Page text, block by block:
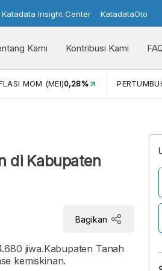
Katadata Insight Center KatadataOto
Kami Kontribusi Kami
0,28% PERTUMBUHAN
di Kabupaten
Bagikan
jiwa.Kabupaten Tanah
kemiskinan.